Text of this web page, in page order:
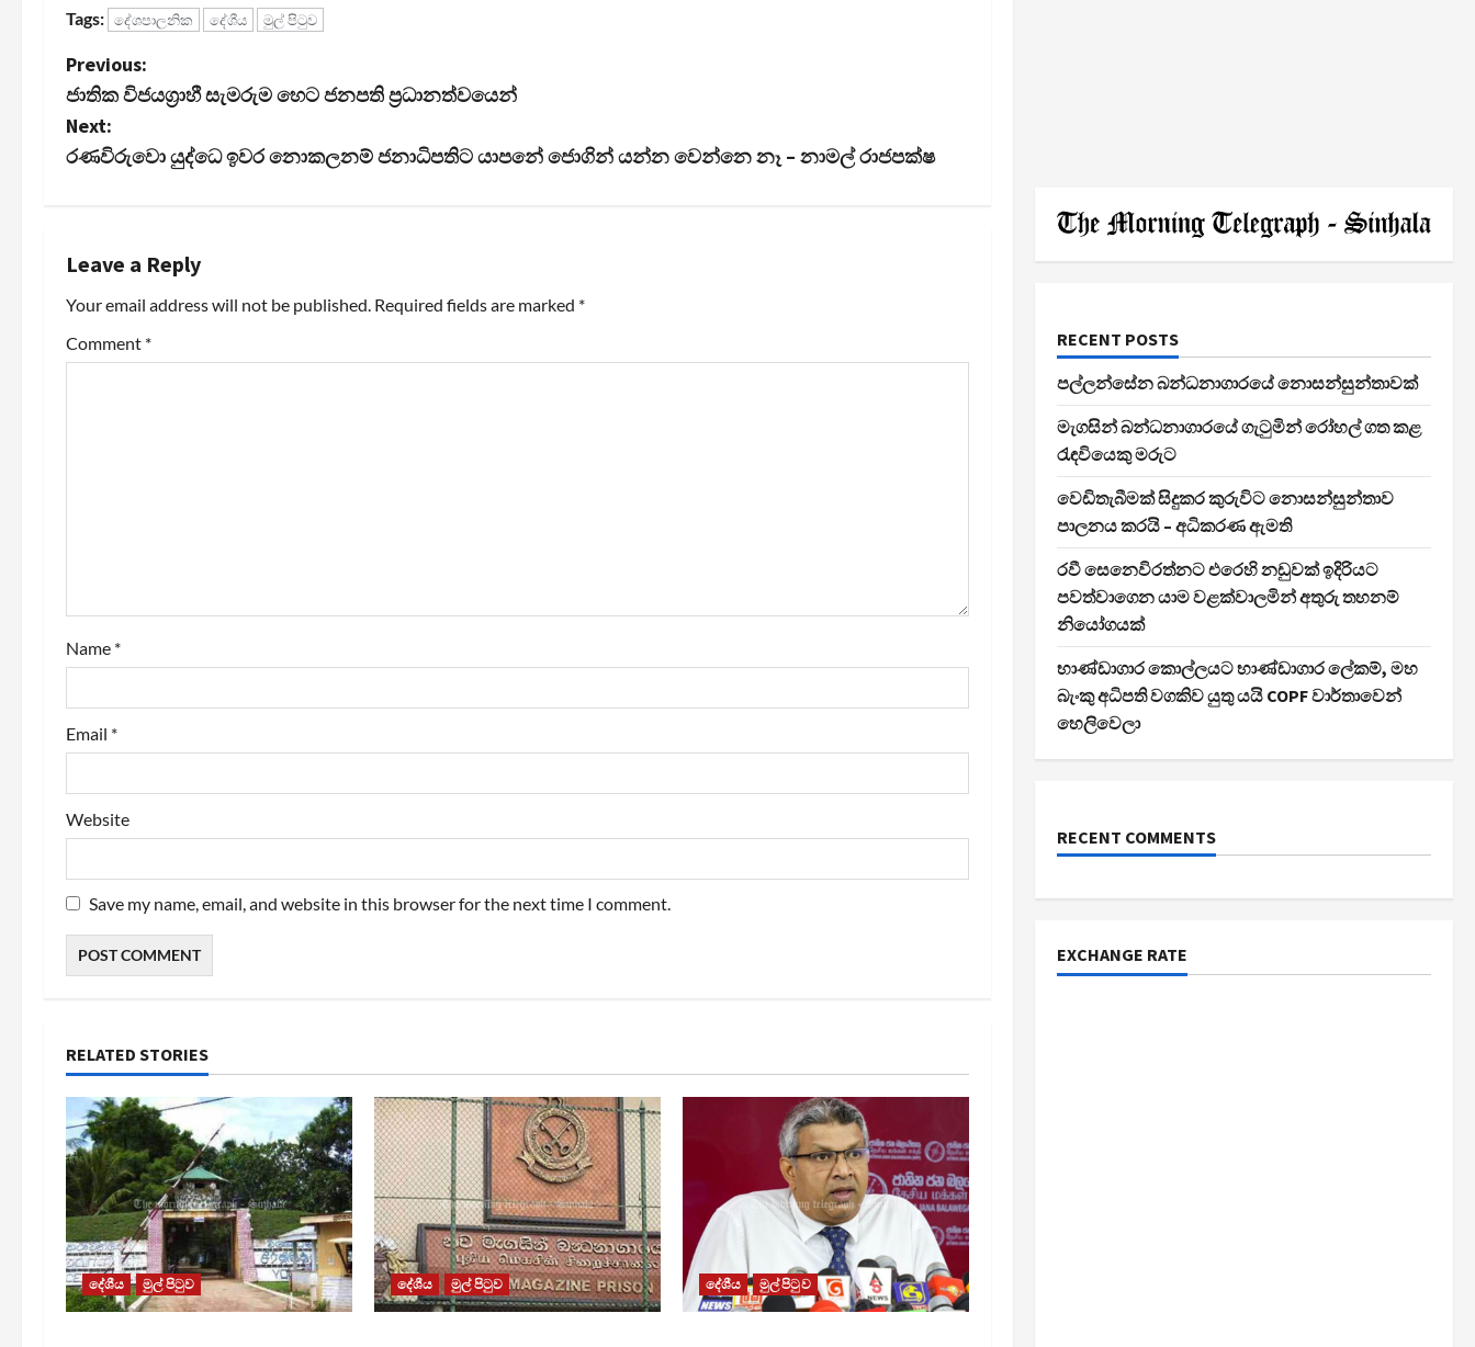
Tags: දේශපාලනික දේශීය මුල් පිටුව
P
o
s
n
a
v
o
n
Previous:
ජාතික විජයග්‍රාහී සැමරුම හෙට ජනපති ප්‍රධානත්වයෙන්
Next:
රණවිරුවො යුද්ධෙ ඉවර නොකලනම් ජනාධිපතිට යාපනේ ජොගින් යන්න වෙන්නෙ නෑ – නාමල් රාජපක්ෂ
Leave a Reply
Your email address will not be published. Required fields are marked *
Comment *
Name *
Email *
Website
Save my name, email, and website in this browser for the next time I comment.
RELATED STORIES
දේශීය මුල් පිටුව දේශීය මුල් පිටුව දේශීය මුල් පිටුව
RECENT POSTS
පල්ලන්සේන බන්ධනාගාරයේ නොසන්සුන්තාවක්
මැගසින් බන්ධනාගාරයේ ගැටුමින් රෝහල් ගත කළ
රැඳවියෙකු මරුට
වෙඩිතැබීමක් සිදුකර කුරුවිට නොසන්සුන්තාව
පාලනය කරයි – අධිකරණ ඇමති
රවී සෙනෙවිරත්නට එරෙහි නඩුවක් ඉදිරියට
පවත්වාගෙන යාම වළක්වාලමින් අතුරු තහනම්
නියෝගයක්
භාණ්ඩාගාර කොල්ලයට භාණ්ඩාගාර ලේකම්, මහ
බැංකු අධිපති වගකිව යුතු යයි COPF වාර්තාවෙන්
හෙලිවෙලා
RECENT COMMENTS
EXCHANGE RATE